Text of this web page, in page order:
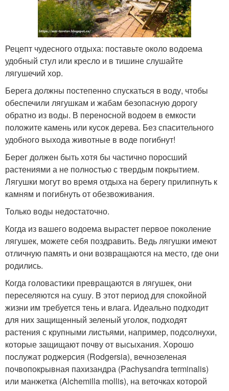
Рецепт чудесного отдыха: поставьте около водоема
удобный стул или кресло и в тишине слушайте
лягушечий хор.
Берега должны постепенно спускаться в воду, чтобы
обеспечили лягушкам и жабам безопасную дорогу
обратно из воды. В переносной водоем в емкости
положите камень или кусок дерева. Без спасительного
удобного выхода животные в воде погибнут!
Берег должен быть хотя бы частично поросший
растениями а не полностью с твердым покрытием.
Лягушки могут во время отдыха на берегу прилипнуть к
камням и погибнуть от обезвоживания.
Только воды недостаточно.
Когда из вашего водоема вырастет первое поколение
лягушек, можете себя поздравить. Ведь лягушки имеют
отличную память и они возвращаются на место, где они
родились.
Когда головастики превращаются в лягушек, они
переселяются на сушу. В этот период для спокойной
жизни им требуется тень и влага. Идеально подходит
для них защищенный зеленый уголок, подходят
растения с крупными листьями, например, подсолнухи,
которые защищают почву от высыхания. Хорошо
послужат роджерсия (Rodgersia), вечнозеленая
почвопокрывная пахизандра (Pachysandra terminalis)
или манжетка (Alchemilla mollis), на веточках которой